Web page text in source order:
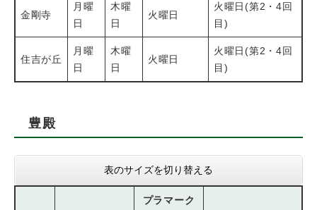
金剛寺
月曜
日
木曜
日
火曜日
火曜日(第2・4回
目)
住吉が丘
月曜
日
木曜
日
火曜日
火曜日(第2・4回
目)
豊殿
表のサイズを切り替える
プラマーク